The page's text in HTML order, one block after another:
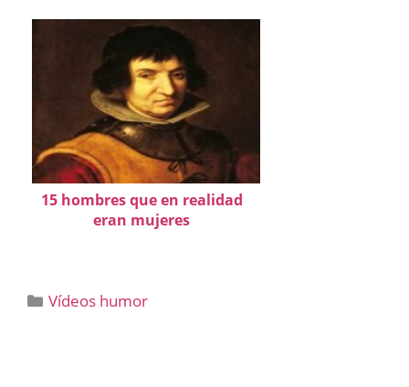
15 hombres que en realidad
eran mujeres
Categorías
Vídeos humor